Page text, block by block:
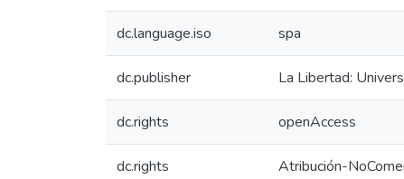
dc.language.iso spa
dc.publisher La Libertad:
dc.rights openAccess
dc.rights Atribución-